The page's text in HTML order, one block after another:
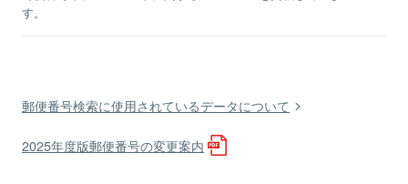
す。
郵便番号検索に使用されているデータについて
2025年度版郵便番号の変更案内